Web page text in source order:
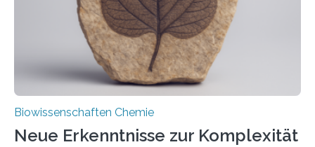
Studie wurde am 28. Oktober 2025 in der
Fachzeitschrift…
Biowissenschaften Chemie
Neue Erkenntnisse zur Komplexität